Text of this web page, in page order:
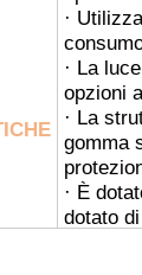
·
· La
opzioni
· La
gomma
· È
dotato